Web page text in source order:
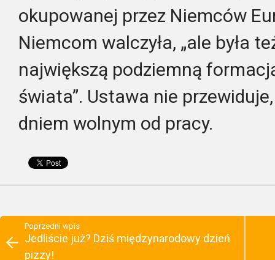
okupowanej przez Niemców
Niemcom walczyła, „ale była
największą podziemną
świata”. Ustawa nie
dniem wolnym od pracy.
Poprzedni wpis
Jedliście już? Dziś międzynarodowy dzień
pizzy!